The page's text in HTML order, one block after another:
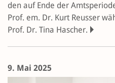
den auf Ende der
Prof. em. Dr. Kurt Reusser
Prof. Dr. Tina Hascher.
9. Mai 2025